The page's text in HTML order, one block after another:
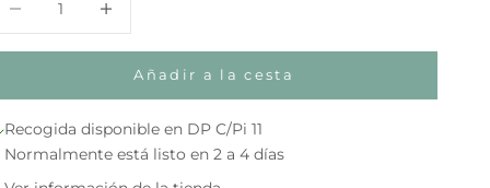
Añadir a la cesta
Recogida disponible en DP C/Pi 11
Normalmente está listo en 2 a 4 días